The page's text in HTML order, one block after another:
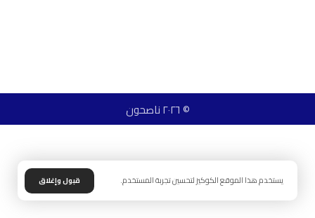
© ٢٠٢٦ ناصحون
يستخدم هذا الموقع الكوكيز لتحسين تجربة المستخدم. قبول وإغلاق